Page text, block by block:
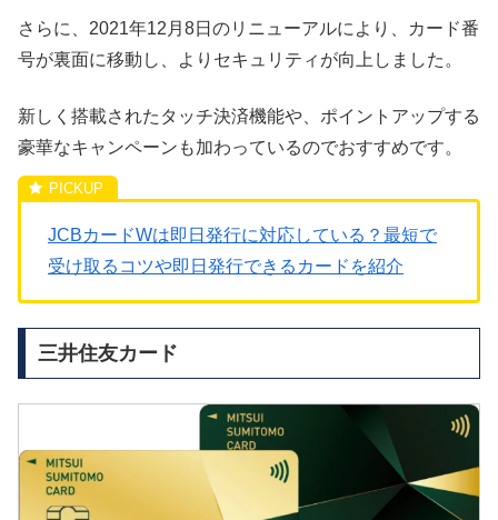
さらに、2021年12月8日のリニューアルにより、カード番
号が裏面に移動し、よりセキュリティが向上しました。
新しく搭載されたタッチ決済機能や、ポイントアップする
豪華なキャンペーンも加わっているのでおすすめです。
JCBカードWは即日発行に対応している？最短で
受け取るコツや即日発行できるカードを紹介
三井住友カード